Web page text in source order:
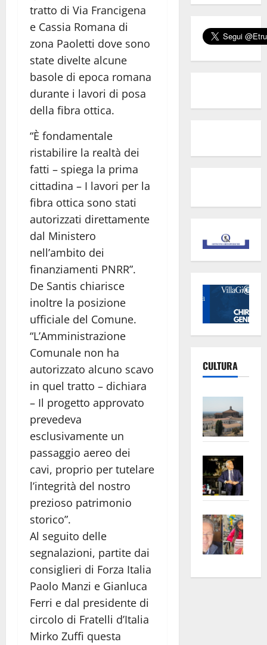
tratto di Via Francigena
e Cassia Romana di
zona Paoletti dove sono
state divelte alcune
basole di epoca romana
durante i lavori di posa
della fibra ottica.
“È fondamentale
ristabilire la realtà dei
fatti – spiega la prima
cittadina – I lavori per la
fibra ottica sono stati
autorizzati direttamente
dal Ministero
nell’ambito dei
finanziamenti PNRR”.
De Santis chiarisce
inoltre la posizione
ufficiale del Comune.
“L’Amministrazione
Comunale non ha
autorizzato alcuno scavo
in quel tratto – dichiara
– Il progetto approvato
prevedeva
esclusivamente un
passaggio aereo dei
cavi, proprio per tutelare
l’integrità del nostro
prezioso patrimonio
storico”.
Al seguito delle
segnalazioni, partite dai
consiglieri di Forza Italia
Paolo Manzi e Gianluca
Ferri e dal presidente di
circolo di Fratelli d’Italia
Mirko Zuffi questa
CULTURA
euro
apre